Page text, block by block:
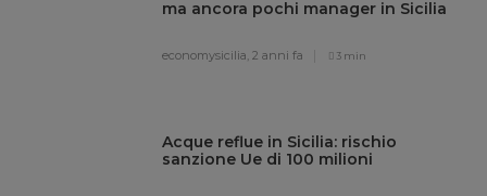
ma ancora pochi manager in Sicilia
economysicilia,2 anni fa 3 min
Acque reflue in Sicilia: rischio
sanzione Ue di 100 milioni